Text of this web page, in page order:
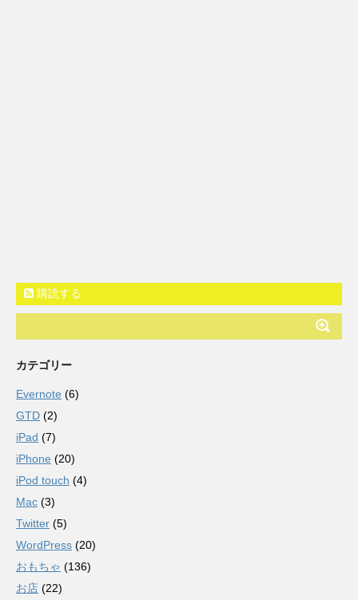
購読する
カテゴリー
Evernote (6)
GTD (2)
iPad (7)
iPhone (20)
iPod touch (4)
Mac (3)
Twitter (5)
WordPress (20)
おもちゃ (136)
お店 (22)